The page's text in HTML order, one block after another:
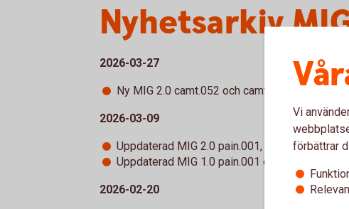
Nyhetsarkiv
2026-03-27
Ny MIG 2.0 camt.052 och camt.053 publicerad
2026-03-09
Uppdaterad MIG 2.0 pain.001, pain.002,
Uppdaterad MIG 1.0 pain.001 exempelfiler
2026-02-20
Vi
förbättrar